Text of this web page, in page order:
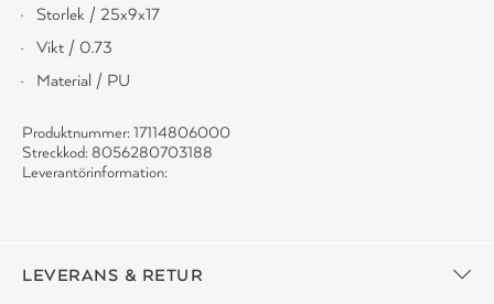
Storlek / 25x9x17
Vikt / 0.73
Material / PU
Produktnummer: 17114806000
Streckkod: 8056280703188
Leverantörinformation:
LEVERANS & RETUR